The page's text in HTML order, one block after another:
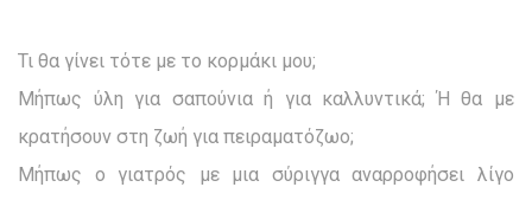
Τι θα γίνει τότε με το κορμάκι μου;
Μήπως ύλη για σαπούνια ή για καλλυντικά; Ή θα με
κρατήσουν στη ζωή για πειραματόζωο;
Μήπως ο γιατρός με μια σύριγγα αναρροφήσει λίγο